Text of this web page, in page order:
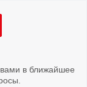
в ближайшее